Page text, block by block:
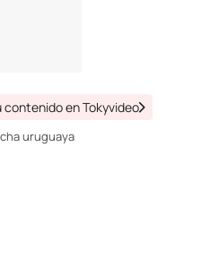
contenido en Tokyvideo
uruguaya